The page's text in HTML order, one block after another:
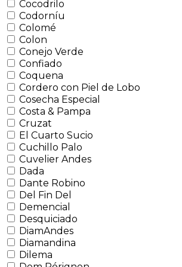
Cocodrilo
Codorníu
Colomé
Colon
Conejo Verde
Confiado
Coquena
Cordero con Piel de Lobo
Cosecha Especial
Costa & Pampa
Cruzat
El Cuarto Sucio
Cuchillo Palo
Cuvelier Andes
Dada
Dante Robino
Del Fin Del
Demencial
Desquiciado
DiamAndes
Diamandina
Dilema